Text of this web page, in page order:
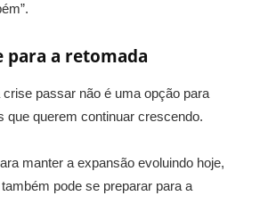
para a retomada
passar não é uma opção para
que querem continuar crescendo.
manter a expansão evoluindo hoje,
pode se preparar para a